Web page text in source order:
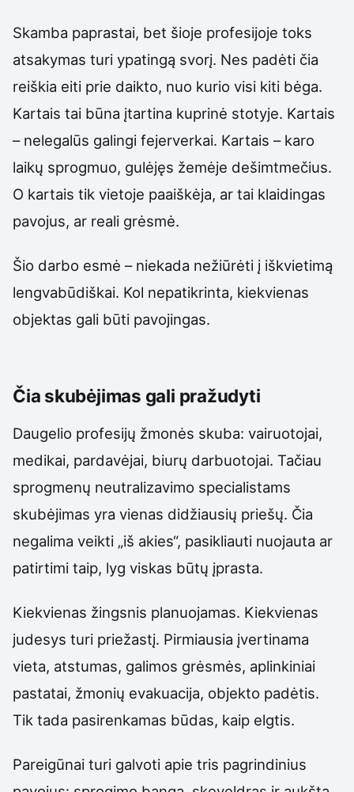
Skamba paprastai, bet šioje profesijoje toks
atsakymas turi ypatingą svorį. Nes padėti čia
reiškia eiti prie daikto, nuo kurio visi kiti bėga.
Kartais tai būna įtartina kuprinė stotyje. Kartais
– nelegalūs galingi fejerverkai. Kartais – karo
laikų sprogmuo, gulėjęs žemėje dešimtmečius.
O kartais tik vietoje paaiškėja, ar tai klaidingas
pavojus, ar reali grėsmė.
Šio darbo esmė – niekada nežiūrėti į iškvietimą
lengvabūdiškai. Kol nepatikrinta, kiekvienas
objektas gali būti pavojingas.
Čia skubėjimas gali pražudyti
Daugelio profesijų žmonės skuba: vairuotojai,
medikai, pardavėjai, biurų darbuotojai. Tačiau
sprogmenų neutralizavimo specialistams
skubėjimas yra vienas didžiausių priešų. Čia
negalima veikti „iš akies“, pasikliauti nuojauta ar
patirtimi taip, lyg viskas būtų įprasta.
Kiekvienas žingsnis planuojamas. Kiekvienas
judesys turi priežastį. Pirmiausia įvertinama
vieta, atstumas, galimos grėsmės, aplinkiniai
pastatai, žmonių evakuacija, objekto padėtis.
Tik tada pasirenkamas būdas, kaip elgtis.
Pareigūnai turi galvoti apie tris pagrindinius